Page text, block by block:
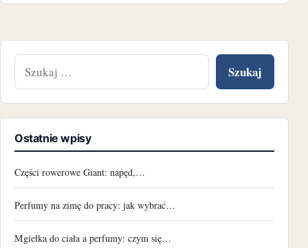
Ostatnie wpisy
Części rowerowe Giant: napęd,…
Perfumy na zimę do pracy: jak wybrać…
Mgiełka do ciała a perfumy: czym się…